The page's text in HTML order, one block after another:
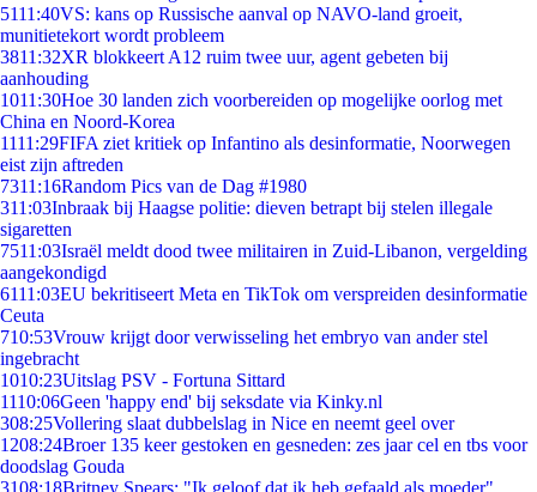
5111:40VS: kans op Russische aanval op NAVO-land groeit,
munitietekort wordt probleem
3811:32XR blokkeert A12 ruim twee uur, agent gebeten bij
aanhouding
1011:30Hoe 30 landen zich voorbereiden op mogelijke oorlog met
China en Noord-Korea
1111:29FIFA ziet kritiek op Infantino als desinformatie, Noorwegen
eist zijn aftreden
7311:16Random Pics van de Dag #1980
311:03Inbraak bij Haagse politie: dieven betrapt bij stelen illegale
sigaretten
7511:03Israël meldt dood twee militairen in Zuid-Libanon, vergelding
aangekondigd
6111:03EU bekritiseert Meta en TikTok om verspreiden desinformatie
Ceuta
710:53Vrouw krijgt door verwisseling het embryo van ander stel
ingebracht
1010:23Uitslag PSV - Fortuna Sittard
1110:06Geen 'happy end' bij seksdate via Kinky.nl
308:25Vollering slaat dubbelslag in Nice en neemt geel over
1208:24Broer 135 keer gestoken en gesneden: zes jaar cel en tbs voor
doodslag Gouda
3108:18Britney Spears: "Ik geloof dat ik heb gefaald als moeder"